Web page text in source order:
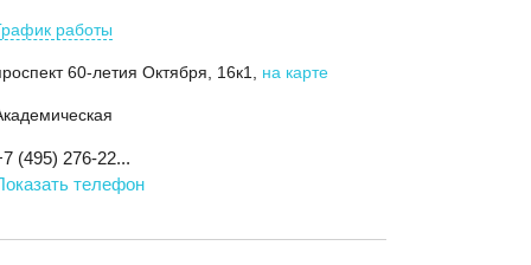
работы
60-летия Октября, 16к1 на карте
(495) 276-22...
телефон